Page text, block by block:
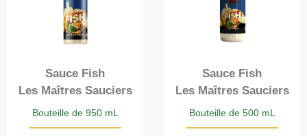
Sauce Fish
Les Maîtres Sauciers
Bouteille de 950 mL
Sauce Fish
Les Maîtres Sauciers
Bouteille de 500 mL